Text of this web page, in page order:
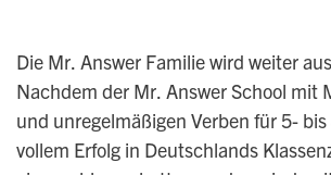
Die Mr. Answer Familie wird weiter
Nachdem der Mr. Answer School mit
und unregelmäßigen Verben für 5-
vollem Erfolg in Deutschlands